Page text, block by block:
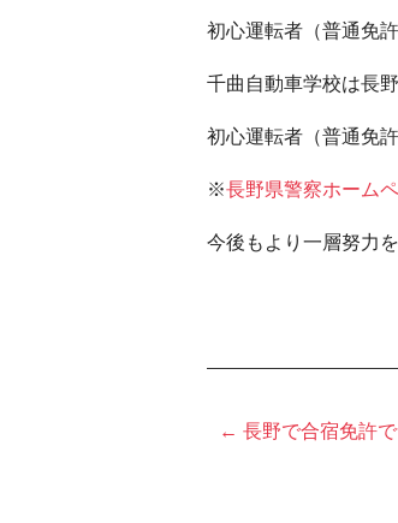
初心運転者（普通免
千曲自動車学校は長
初心運転者（普通免
※長野県警察ホーム
今後もより一層努力
← 長野で合宿免許